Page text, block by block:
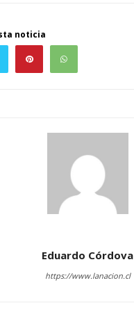
noticia
Eduardo Córdova
https://www.lanacion.cl